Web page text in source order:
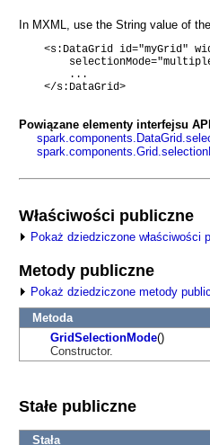
In MXML, use the String value of
<s:DataGrid id="myGrid"
        ...
    </s:DataGrid>
Powiązane elementy interfejsu API
Właściwości publiczne
Pokaż dziedziczone właściwości
Metody publiczne
Pokaż dziedziczone metody
Metoda
GridSelectionMode()
Constructor.
Stałe publiczne
Stała